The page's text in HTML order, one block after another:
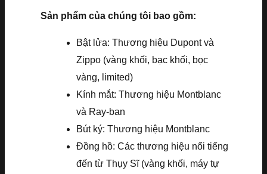
Sản phẩm của chúng tôi bao gồm:
Bật lửa: Thương hiệu Dupont và
Zippo (vàng khối, bạc khối, bọc
vàng, limited)
Kính mắt: Thương hiệu Montblanc
và Ray-ban
Bút ký: Thương hiệu Montblanc
Đồng hồ: Các thương hiệu nổi tiếng
đến từ Thụy Sĩ (vàng khối, máy tự